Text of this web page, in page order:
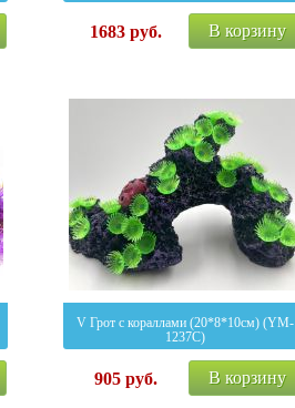
1683руб. В корзину
V Грот с кораллами (20*8*10см) (YM-
1237C)
905руб. В корзину